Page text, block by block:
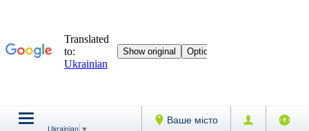
Ваше місто
Ukrainian ▼